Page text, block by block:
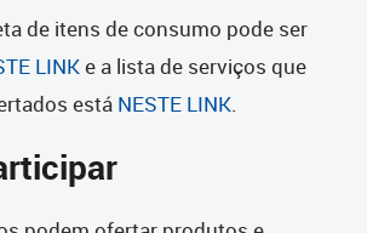
de itens de consumo pode ser
LINKe a lista de serviços que
está NESTE LINK.